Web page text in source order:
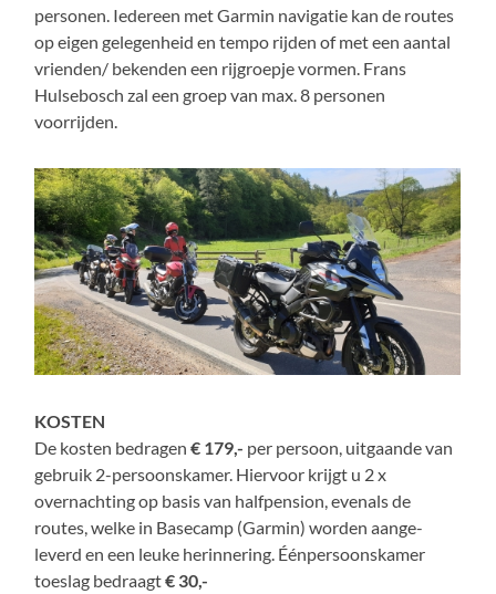
personen. Iedereen met Garmin navigatie kan de routes
op eigen gelegenheid en tempo rijden of met een aantal
vrienden/ bekenden een rijgroepje vormen. Frans
Hulsebosch zal een groep van max. 8 personen
voorrijden.
KOSTEN
De kosten bedragen€ 179,- per persoon, uitgaande van
gebruik 2-persoonskamer. Hiervoor krijgt u 2 x
overnachting op basis van halfpension, evenals de
routes, welke in Basecamp (Garmin) worden aange-
leverd en een leuke herinnering. Éénpersoonskamer
toeslag bedraagt€ 30,-